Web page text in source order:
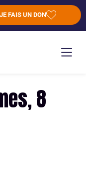
JE FAIS UN DON
8